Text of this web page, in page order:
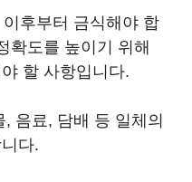
후부터 금식해야 합
확도를 높이기 위해
할 사항입니다.
음료, 담배 등 일체의
다.